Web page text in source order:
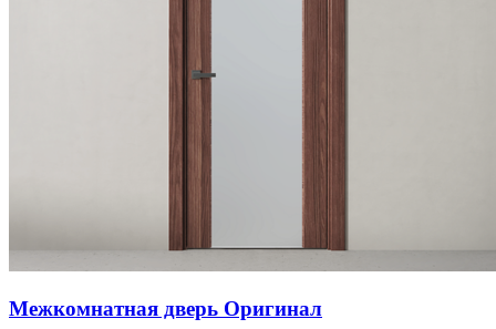
Межкомнатная дверь Оригинал